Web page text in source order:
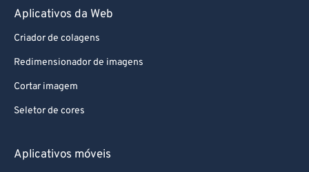
Aplicativos da Web
Criador de colagens
Redimensionador de imagens
Cortar imagem
Seletor de cores
Aplicativos móveis